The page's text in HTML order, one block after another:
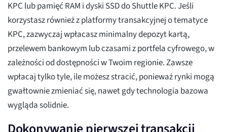
KPC lub pamięć RAM i dyski SSD do Shuttle KPC. Jeśli
korzystasz również z platformy transakcyjnej o tematyce
KPC, zazwyczaj wpłacasz minimalny depozyt kartą,
przelewem bankowym lub czasami z portfela cyfrowego, w
zależności od dostępności w Twoim regionie. Zawsze
wpłacaj tylko tyle, ile możesz stracić, ponieważ rynki mogą
gwałtownie zmieniać się, nawet gdy technologia bazowa
wygląda solidnie.